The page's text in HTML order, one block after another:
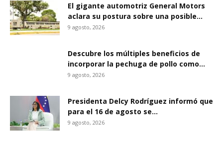
El gigante automotriz General Motors
aclara su postura sobre una posible...
9 agosto, 2026
Descubre los múltiples beneficios de
incorporar la pechuga de pollo como...
9 agosto, 2026
Presidenta Delcy Rodríguez informó que
para el 16 de agosto se...
9 agosto, 2026